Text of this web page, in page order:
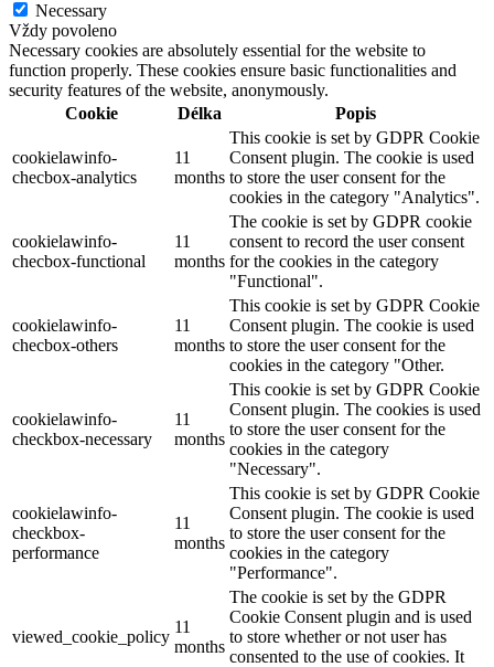
Necessary
Vždy povoleno
Necessary cookies are absolutely essential for the website to
function properly. These cookies ensure basic functionalities and
security features of the website, anonymously.
Cookie
Délka Popis
cookielawinfo-
checbox-analytics
11
months
This cookie is set by GDPR Cookie
Consent plugin. The cookie is used
to store the user consent for the
cookies in the category "Analytics".
cookielawinfo-
checbox-functional
11
months
The cookie is set by GDPR cookie
consent to record the user consent
for the cookies in the category
"Functional".
cookielawinfo-
checbox-others
11
months
This cookie is set by GDPR Cookie
Consent plugin. The cookie is used
to store the user consent for the
cookies in the category "Other.
cookielawinfo-
checkbox-necessary
11
months
This cookie is set by GDPR Cookie
Consent plugin. The cookies is used
to store the user consent for the
cookies in the category
"Necessary".
cookielawinfo-
checkbox-
performance
11
months
This cookie is set by GDPR Cookie
Consent plugin. The cookie is used
to store the user consent for the
cookies in the category
"Performance".
viewed_cookie_policy
11
months
The cookie is set by the GDPR
Cookie Consent plugin and is used
to store whether or not user has
consented to the use of cookies. It